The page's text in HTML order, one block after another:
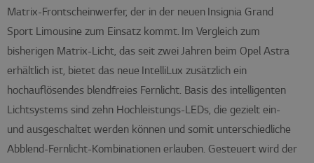
Matrix-Frontscheinwerfer, der in der neuen Insignia Grand
Sport Limousine zum Einsatz kommt. Im Vergleich zum
bisherigen Matrix-Licht, das seit zwei Jahren beim Opel Astra
erhältlich ist, bietet das neue IntelliLux zusätzlich ein
hochauflösendes blendfreies Fernlicht. Basis des intelligenten
Lichtsystems sind zehn Hochleistungs-LEDs, die gezielt ein-
und ausgeschaltet werden können und somit unterschiedliche
Abblend-Fernlicht-Kombinationen erlauben. Gesteuert wird der